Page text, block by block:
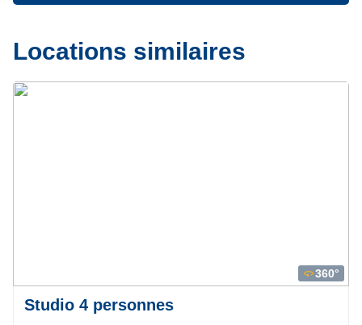
Locations similaires
Précédent
360360°
Studio 4 personnes
Suivant